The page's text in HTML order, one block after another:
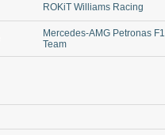
ROKiT Williams Racing
Mercedes-AMG Petronas F1
Team